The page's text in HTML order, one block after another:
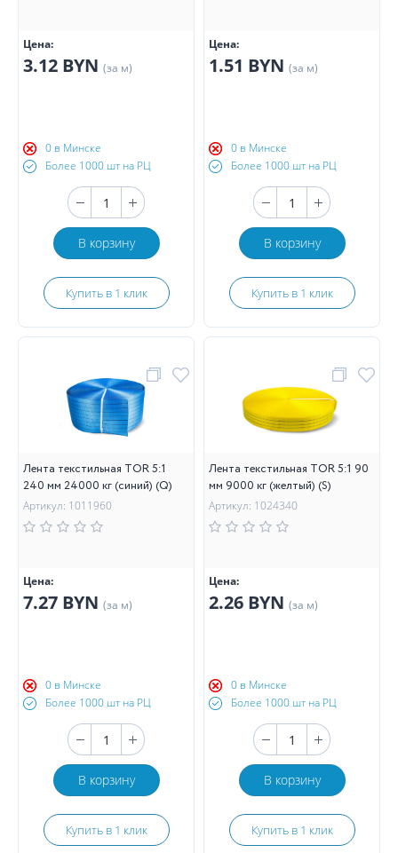
Цена:
3.12 BYN (за м)
0 в Минске
Более 1000 шт на РЦ
В корзину
Купить в 1 клик
Цена:
1.51 BYN (за м)
0 в Минске
Более 1000 шт на РЦ
В корзину
Купить в 1 клик
Лента текстильная TOR 5:1
240 мм 24000 кг (синий) (Q)
Артикул: 1011960
Цена:
7.27 BYN (за м)
0 в Минске
Более 1000 шт на РЦ
В корзину
Купить в 1 клик
Лента текстильная TOR 5:1 90
мм 9000 кг (желтый) (S)
Артикул: 1024340
Цена:
2.26 BYN (за м)
0 в Минске
Более 1000 шт на РЦ
В корзину
Купить в 1 клик